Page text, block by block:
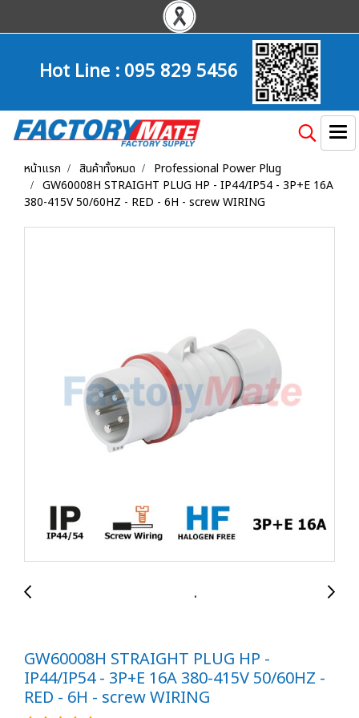
Hot Line :095 829 5456
หน้าแรก สินค้าทั้งหมด
Professional Power Plug
GW60008H STRAIGHT PLUG HP - IP44/IP54 - 3P+E 16A
380-415V 50/60HZ - RED - 6H - screw WIRING
GW60008H STRAIGHT PLUG HP -
IP44/IP54 - 3P+E 16A 380-415V 50/60HZ -
RED - 6H - screw WIRING